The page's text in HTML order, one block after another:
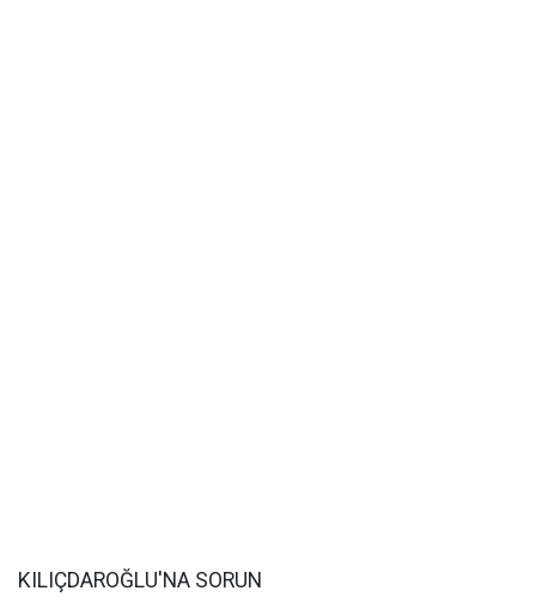
KILIÇDAROĞLU'NA SORUN